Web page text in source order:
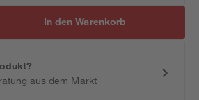
In den Warenkorb
aus dem Markt